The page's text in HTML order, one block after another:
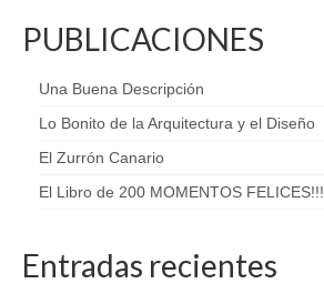
PUBLICACIONES
Una Buena Descripción
Lo Bonito de la Arquitectura y el Diseño
El Zurrón Canario
El Libro de 200 MOMENTOS FELICES!!!
Entradas recientes